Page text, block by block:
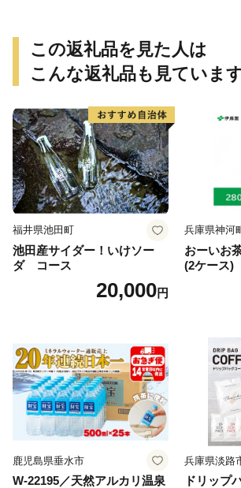
この返礼品を見た人は
こんな返礼品も見ていま
福井県池田町
池田産サイダー！いけソー
ダ コース
20,000円
兵庫県神河
おーいお
(2ケース)
鹿児島県垂水市
W-22195／天然アルカリ温泉
兵庫県淡路
ドリップ